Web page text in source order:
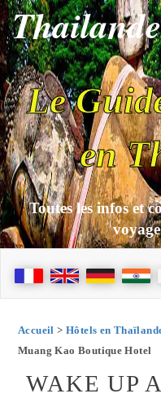
Le
en
Toutes les infos et
Accueil > Hôtels en
Muang Kao Boutique Hotel
WAKE UP